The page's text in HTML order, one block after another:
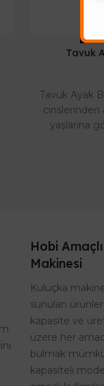
Tavuk
Tavuk Ayak
cinslerinden
yaşlarına
Hobi
Makinesi
Kuluçka
sunulan
kapasite ve
üzere her
bulmak
kapasiteli